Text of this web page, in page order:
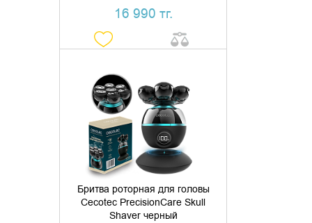
16 990 тг.
Бритва роторная для головы
Cecotec PrecisionCare Skull
Shaver черный
ДОБАВИТЬ В КОРЗИНУ
КУПИТЬ В 1 КЛИК